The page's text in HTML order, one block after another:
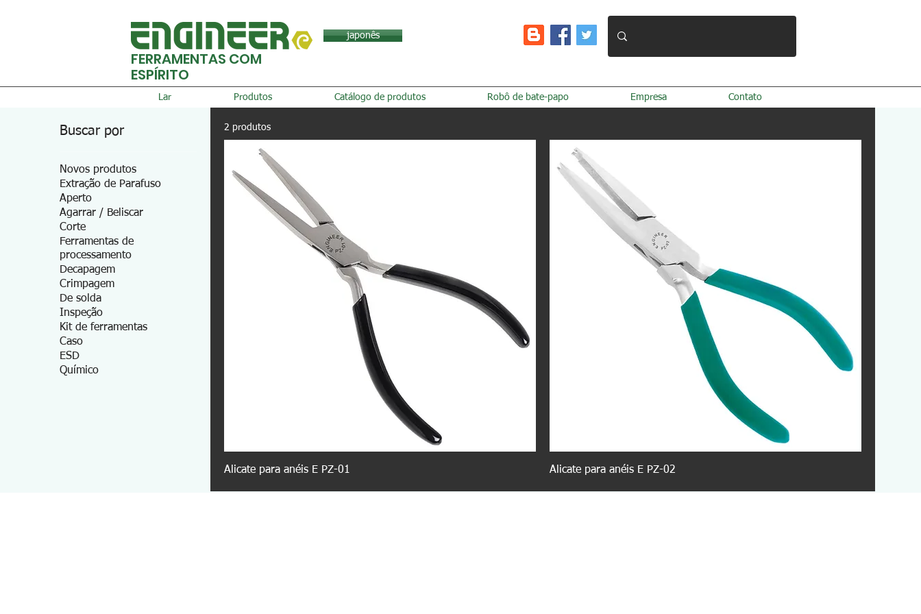
japonês
FERRAMENTAS COM
ESPÍRITO
Lar Produtos Catálogo de produtos Robô de bate-papo Empresa Contato
Buscar por
Novos produtos
Extração de Parafuso
Aperto
Agarrar / Beliscar
Corte
Ferramentas de
processamento
Decapagem
Crimpagem
De solda
Inspeção
Kit de ferramentas
Caso
ESD
Químico
2 produtos
Alicate para anéis E PZ-01 Alicate para anéis E PZ-02